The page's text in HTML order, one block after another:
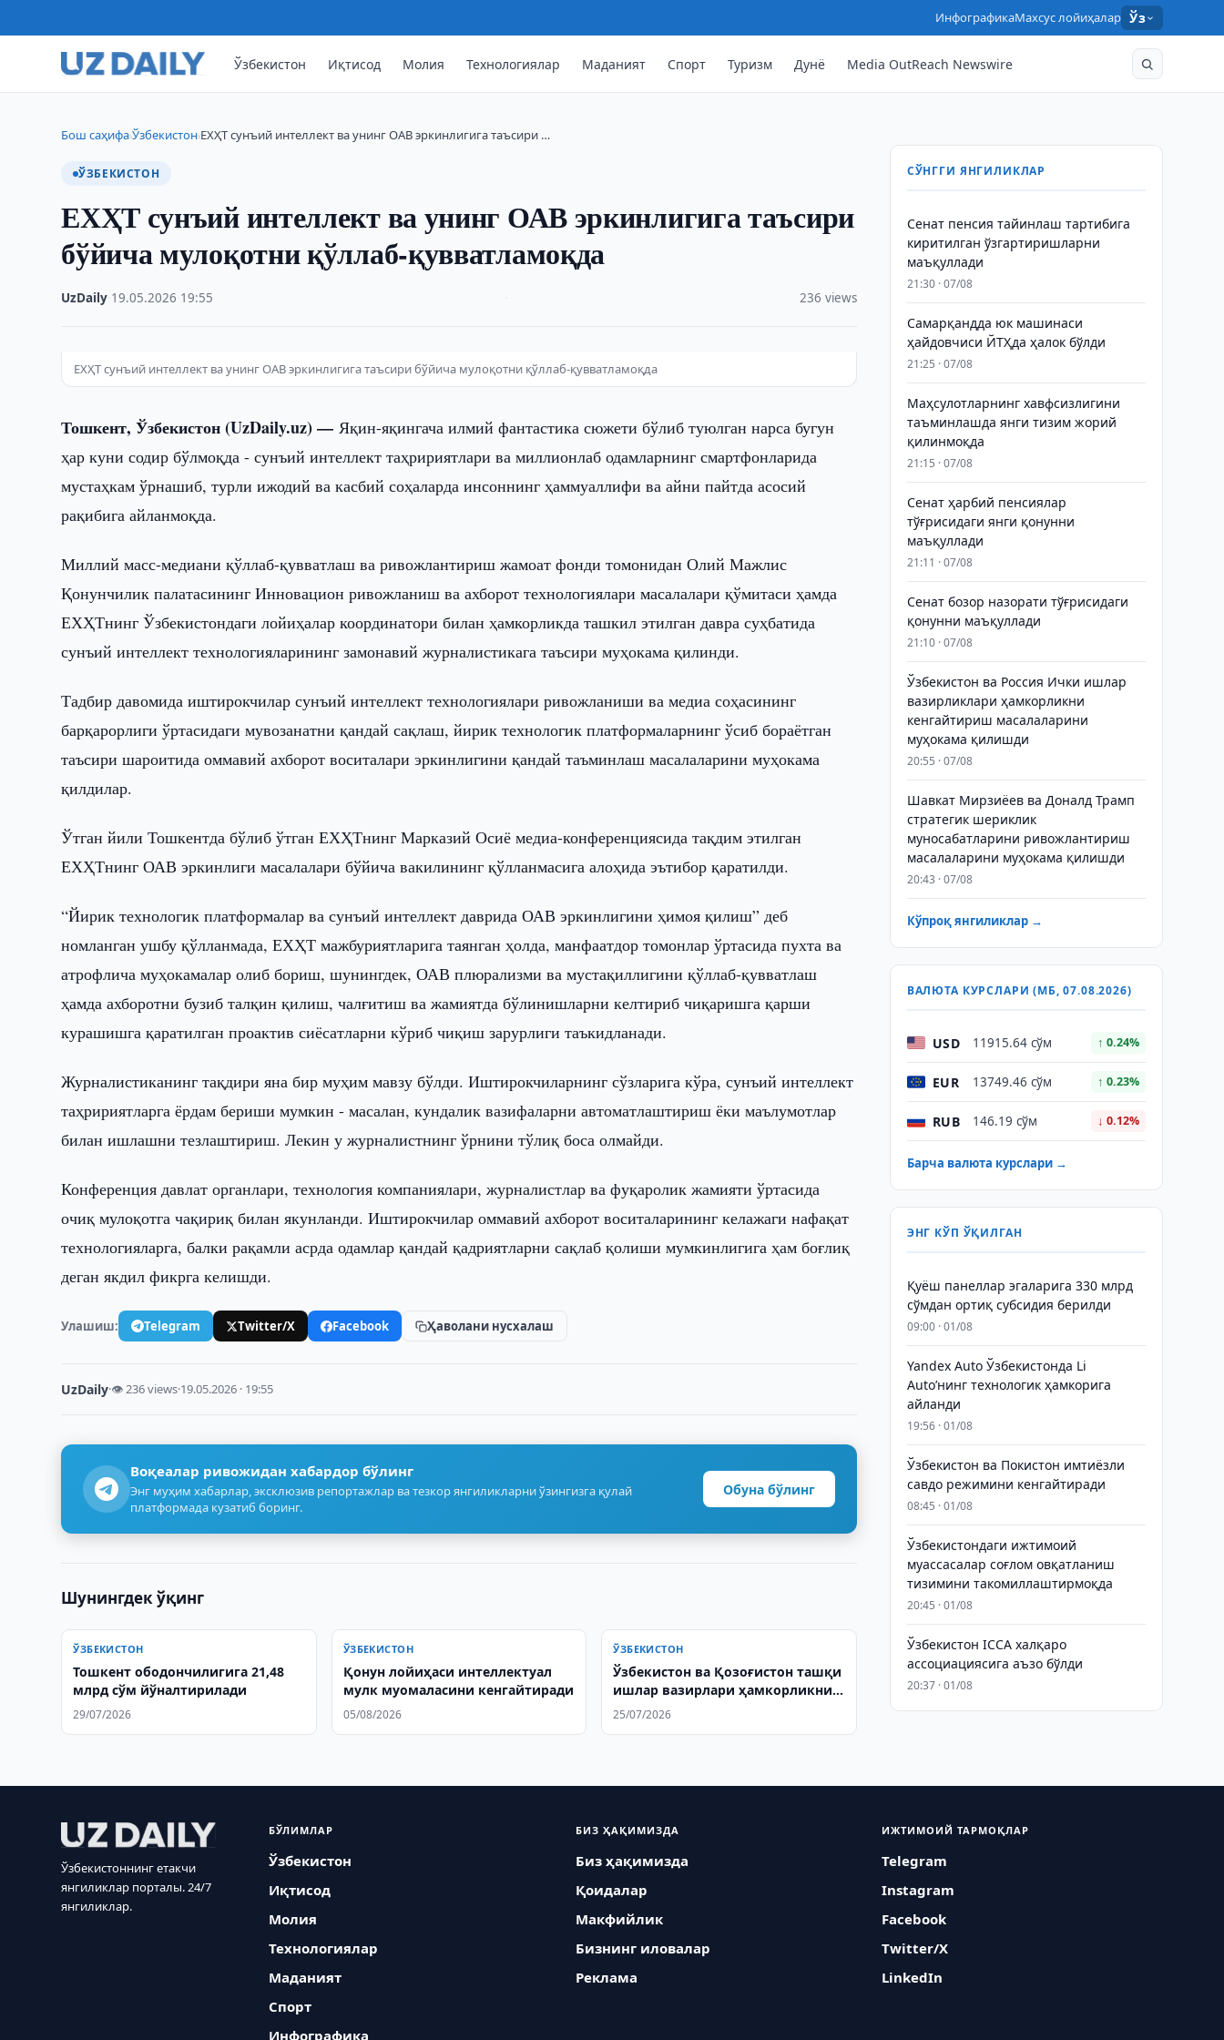
ИнфографикаМахсус лойиҳалар Ўз
Ўзбекистон Иқтисод Молия Технологиялар Маданият Спорт Туризм Дунё Media OutReach Newswire
Бош саҳифа›Ўзбекистон›ЕХҲТ сунъий интеллект ва унинг ОАВ эркинлигига таъсири …
ЎЗБЕКИСТОН
ЕХҲТ сунъий интеллект ва унинг ОАВ эркинлигига таъсири
бўйича мулоқотни қўллаб-қувватламоқда
UzDaily 19.05.2026 19:55 236 views
ЕХҲТ сунъий интеллект ва унинг ОАВ эркинлигига таъсири бўйича мулоқотни қўллаб-қувватламоқда
Тошкент, Ўзбекистон (UzDaily.uz) —Яқин-яқингача илмий фантастика сюжети бўлиб туюлган нарса бугун
ҳар куни содир бўлмоқда - сунъий интеллект таҳририятлари ва миллионлаб одамларнинг смартфонларида
мустаҳкам ўрнашиб, турли ижодий ва касбий соҳаларда инсоннинг ҳаммуаллифи ва айни пайтда асосий
рақибига айланмоқда.
Миллий масс-медиани қўллаб-қувватлаш ва ривожлантириш жамоат фонди томонидан Олий Мажлис
Қонунчилик палатасининг Инновацион ривожланиш ва ахборот технологиялари масалалари қўмитаси ҳамда
ЕХҲТнинг Ўзбекистондаги лойиҳалар координатори билан ҳамкорликда ташкил этилган давра суҳбатида
сунъий интеллект технологияларининг замонавий журналистикага таъсири муҳокама қилинди.
Тадбир давомида иштирокчилар сунъий интеллект технологиялари ривожланиши ва медиа соҳасининг
барқарорлиги ўртасидаги мувозанатни қандай сақлаш, йирик технологик платформаларнинг ўсиб бораётган
таъсири шароитида оммавий ахборот воситалари эркинлигини қандай таъминлаш масалаларини муҳокама
қилдилар.
Ўтган йили Тошкентда бўлиб ўтган ЕХҲТнинг Марказий Осиё медиа-конференциясида тақдим этилган
ЕХҲТнинг ОАВ эркинлиги масалалари бўйича вакилининг қўлланмасига алоҳида эътибор қаратилди.
“Йирик технологик платформалар ва сунъий интеллект даврида ОАВ эркинлигини ҳимоя қилиш” деб
номланган ушбу қўлланмада, ЕХҲТ мажбуриятларига таянган ҳолда, манфаатдор томонлар ўртасида пухта ва
атрофлича муҳокамалар олиб бориш, шунингдек, ОАВ плюрализми ва мустақиллигини қўллаб-қувватлаш
ҳамда ахборотни бузиб талқин қилиш, чалғитиш ва жамиятда бўлинишларни келтириб чиқаришга қарши
курашишга қаратилган проактив сиёсатларни кўриб чиқиш зарурлиги таъкидланади.
Журналистиканинг тақдири яна бир муҳим мавзу бўлди. Иштирокчиларнинг сўзларига кўра, сунъий интеллект
таҳририятларга ёрдам бериши мумкин - масалан, кундалик вазифаларни автоматлаштириш ёки маълумотлар
билан ишлашни тезлаштириш. Лекин у журналистнинг ўрнини тўлиқ боса олмайди.
Конференция давлат органлари, технология компаниялари, журналистлар ва фуқаролик жамияти ўртасида
очиқ мулоқотга чақириқ билан якунланди. Иштирокчилар оммавий ахборот воситаларининг келажаги нафақат
технологияларга, балки рақамли асрда одамлар қандай қадриятларни сақлаб қолиши мумкинлигига ҳам боғлиқ
деган якдил фикрга келишди.
Улашиш: Telegram Twitter/X Facebook Ҳаволани нусхалаш
UzDaily·👁 236 views·19.05.2026 · 19:55
Воқеалар ривожидан хабардор бўлинг
Энг муҳим хабарлар, эксклюзив репортажлар ва тезкор янгиликларни ўзингизга қулай
платформада кузатиб боринг.
Обуна бўлинг
Шунингдек ўқинг
ЎЗБЕКИСТОН
Тошкент ободончилигига 21,48
млрд сўм йўналтирилади
29/07/2026
ЎЗБЕКИСТОН
Қонун лойиҳаси интеллектуал
мулк муомаласини кенгайтиради
05/08/2026
ЎЗБЕКИСТОН
Ўзбекистон ва Қозоғистон ташқи
ишлар вазирлари ҳамкорликни
муҳокама қилишди
25/07/2026
СЎНГГИ ЯНГИЛИКЛАР
Сенат пенсия тайинлаш тартибига
киритилган ўзгартиришларни
маъқуллади
21:30 · 07/08
Самарқандда юк машинаси
ҳайдовчиси ЙТҲда ҳалок бўлди
21:25 · 07/08
Маҳсулотларнинг хавфсизлигини
таъминлашда янги тизим жорий
қилинмоқда
21:15 · 07/08
Сенат ҳарбий пенсиялар
тўғрисидаги янги қонунни
маъқуллади
21:11 · 07/08
Сенат бозор назорати тўғрисидаги
қонунни маъқуллади
21:10 · 07/08
Ўзбекистон ва Россия Ички ишлар
вазирликлари ҳамкорликни
кенгайтириш масалаларини
муҳокама қилишди
20:55 · 07/08
Шавкат Мирзиёев ва Доналд Трамп
стратегик шериклик
муносабатларини ривожлантириш
масалаларини муҳокама қилишди
20:43 · 07/08
Кўпроқ янгиликлар →
ВАЛЮТА КУРСЛАРИ (МБ, 07.08.2026)
USD 11915.64 сўм ↑ 0.24%
EUR 13749.46 сўм ↑ 0.23%
RUB 146.19 сўм ↓ 0.12%
Барча валюта курслари →
ЭНГ КЎП ЎҚИЛГАН
Қуёш панеллар эгаларига 330 млрд
сўмдан ортиқ субсидия берилди
09:00 · 01/08
Yandex Auto Ўзбекистонда Li
Auto’нинг технологик ҳамкорига
айланди
19:56 · 01/08
Ўзбекистон ва Покистон имтиёзли
савдо режимини кенгайтиради
08:45 · 01/08
Ўзбекистондаги ижтимоий
муассасалар соғлом овқатланиш
тизимини такомиллаштирмоқда
20:45 · 01/08
Ўзбекистон ICCA халқаро
ассоциациясига аъзо бўлди
20:37 · 01/08
Ўзбекистоннинг етакчи
янгиликлар порталы. 24/7
янгиликлар.
БЎЛИМЛАР
Ўзбекистон
Иқтисод
Молия
Технологиялар
Маданият
Спорт
Инфографика
БИЗ ҲАҚИМИЗДА
Биз ҳақимизда
Қоидалар
Макфийлик
Бизнинг иловалар
Реклама
ИЖТИМОИЙ ТАРМОҚЛАР
Telegram
Instagram
Facebook
Twitter/X
LinkedIn